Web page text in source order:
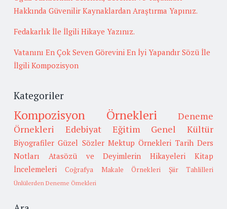
Hakkında Güvenilir Kaynaklardan Araştırma Yapınız.
Fedakarlık İle İlgili Hikaye Yazınız.
Vatanını En Çok Seven Görevini En İyi Yapandır Sözü İle
İlgili Kompozisyon
Kategoriler
Kompozisyon Örnekleri
Deneme
Örnekleri
Edebiyat Eğitim Genel Kültür
Biyografiler Güzel Sözler Mektup Örnekleri Tarih Ders
Notları
Atasözü ve Deyimlerin Hikayeleri
Kitap
İncelemeleri
Coğrafya Makale Örnekleri Şiir Tahlilleri
Ünlülerden Deneme Örnekleri